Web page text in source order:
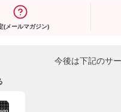
(メールマガジン)
今後は下記のサ